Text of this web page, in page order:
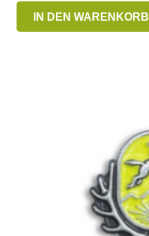
IN DEN WARENKORB